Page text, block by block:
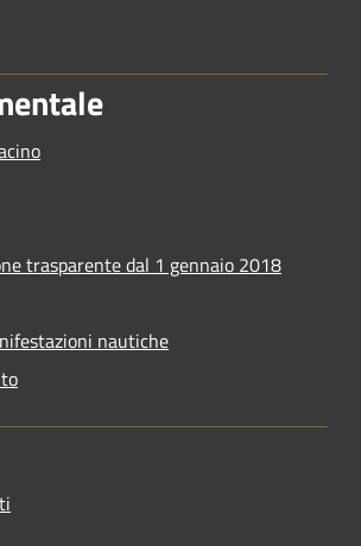
trasparente dal 1 gennaio 2018
nautiche